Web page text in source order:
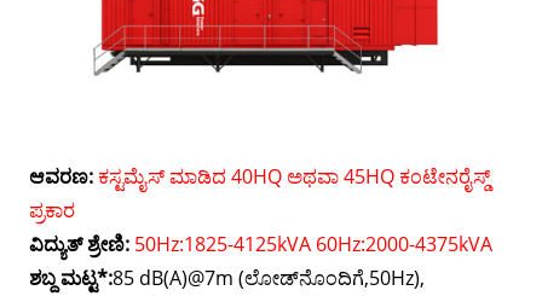
ಆವರಣ: ಕಸ್ಟಮೈಸ್ ಮಾಡಿದ 40HQ ಅಥವಾ 45HQ ಕಂಟೇನರೈಸ್ಡ್
ಪ್ರಕಾರ
ವಿದ್ಯುತ್ ಶ್ರೇಣಿ: 50Hz:1825-4125kVA 60Hz:2000-4375kVA
ಶಬ್ದ ಮಟ್ಟ*:85 dB(A)@7m (ಲೋಡ್‌ನೊಂದಿಗೆ,50Hz),